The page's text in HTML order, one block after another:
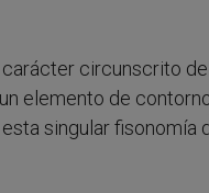
circunscrito
elemento de
singular fisonomía